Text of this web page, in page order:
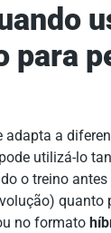
para
adapta a
utilizá-lo
o treino
quanto
no formato